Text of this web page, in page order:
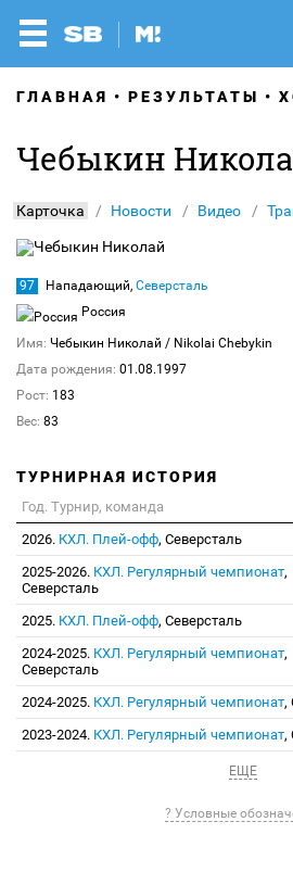
ГЛАВНАЯ РЕЗУЛЬТАТЫ
Чебыкин
Карточка Новости Видео
97 Нападающий, Северсталь
Россия
Имя: Чебыкин Николай / Nikolai Chebykin
Дата рождения: 01.08.1997
Рост: 183
Вес: 83
ТУРНИРНАЯ ИСТОРИЯ
Год. Турнир, команда
2026. КХЛ. Плей-офф, Северсталь
2025-2026. КХЛ. Регулярный чемпионат,
Северсталь
2025. КХЛ. Плей-офф, Северсталь
2024-2025. КХЛ. Регулярный чемпионат,
Северсталь
2024-2025. КХЛ. Регулярный чемпионат,
2023-2024. КХЛ. Регулярный чемпионат,
ЕЩЕ
? Условные